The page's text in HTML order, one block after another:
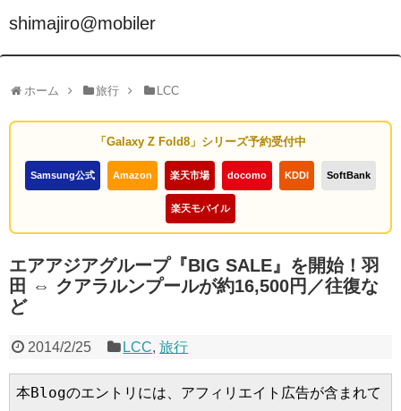
shimajiro@mobiler
ホーム 旅行 LCC
「Galaxy Z Fold8」シリーズ予約受付中
Samsung公式 Amazon 楽天市場 docomo KDDI SoftBank
楽天モバイル
エアアジアグループ『BIG SALE』を開始！羽
田 ⇔ クアラルンプールが約16,500円／往復な
ど
2014/2/25 LCC,旅行
本Blogのエントリには、アフィリエイト広告が含まれて